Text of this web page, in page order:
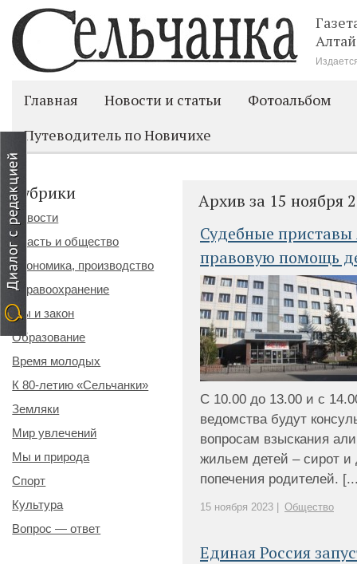
Главная Новости и статьи
Фотоальбом
Путеводитель по Новичихе
Архив за 15 ноября
Судебные приставы
правовую помощь
С 10.00 до 13.00 и с
ведомства будут
вопросам взыскания
жильем детей – сирот и
попечения родителей.
15 ноября 2023 | Общество
Единая Россия
Рубрики
Новости
Власть и общество
Экономика, производство
Здравоохранение
Мы и закон
Образование
Время молодых
К 80-летию «Сельчанки»
Земляки
Мир увлечений
Мы и природа
Спорт
Культура
Вопрос — ответ